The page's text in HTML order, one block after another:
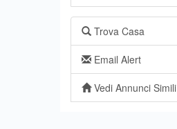
Trova Casa
Email Alert
Vedi Annunci Simili